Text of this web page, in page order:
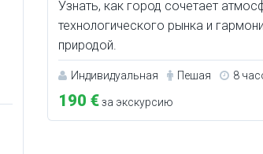
Узнать, как город сочетает
технологического рынка и
природой.
Индивидуальная Пешая 8
190 €за экскурсию